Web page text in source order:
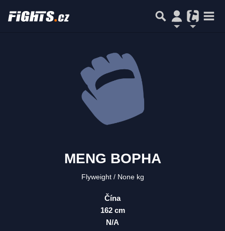
MENG BOPHA
Flyweight None kg
Čína
162 cm
N/A